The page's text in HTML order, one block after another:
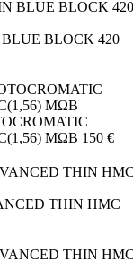
BLUE BLOCK 420
ΜΩΒ 150 €
THIN HMC